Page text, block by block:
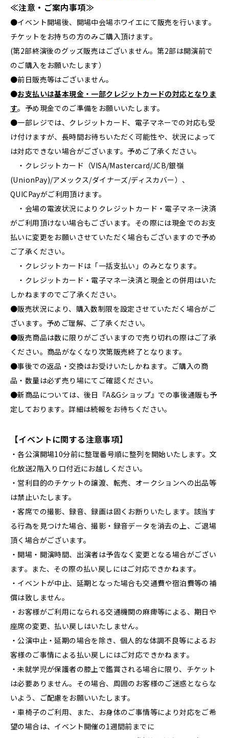
≪注意・ご案内事項≫
●イベント開場後、開場中会場ホワイエにて販売を行います。
チケットをお持ちの方のみご購入頂けます。
(第2部終演後のグッズ販売はございません。第2部は開演前で
のご購入をお願いたします）
●前日販売等はございません。
●お支払いは基本現金・一部クレジットカードの対応となりま
す。予め現金でのご準備をお願いいたします。
●一部レジでは、クレジットカード、電子マネーでの対応も受
け付けますが、長時間お待ちいただく可能性や、状況によって
は対応できない場合がございます。予めご了承ください。
・クレジットカード（VISA/Mastercard/JCB/銀嶺
(UnionPay)/アメックス/ダイナーズ/ディスカバー）、
QUICPayがご利用頂けます。
・会場の電波状況によりクレジットカード・電子マネー決済
がご利用頂けない場合もございます。その際には現金でのお支
払いに変更をお願いさせていただく場合もございますので予め
ご了承ください。
・クレジットカードは「一括支払い」のみとなります。
・クレジットカード・電子マネー決済と現金との併用はいた
しかねますのでご了承ください。
●販売状況により、購入数制限を設定させていただく場合がご
ざいます。予めご理解、ご了承ください。
●販売商品は数に限りがございますので売り切れの際はご了承
ください。商品がなくなり次第販売終了となります。
●事後での返品・交換はお受けいたしかねます。ご購入の商
品・数量は必ず売り場にてご確認ください。
●新商品については、後日『A&Gショップ』での事後通販も予
定しております。詳細は続報をお待ちください。
【イベントに関する注意事項】
・各公演開場10分前に整理番号順に整列を開始いたします。文
化放送2階入り口付近にお越しください。
・営利目的のチケットの譲渡、転売、オークションへの出品等
は禁止いたします。
・客席での撮影、録音、録画は固くお断りいたします。該当す
る行為を見つけた場合、撮影・録音データを消去の上、ご退場
頂く場合がございます。
・開場・開演時間、出演者は予告なく変更となる場合がござい
ます。また、その際の払い戻しにはご対応できかねます。
・イベントが中止、延期となった場合も交通費や宿泊費等の補
償は致しません。
・お客様がご利用になられる交通機関の麻痺等による、期日や
座席の変更、払い戻しはいたしません。
・公演中止・延期の場合を除き、個人的な体調不良等によるお
客様のご事情による払い戻しにはご対応できかねます。
・未就学児が保護者の膝上で鑑賞される場合に限り、チケット
は必要ありません。その場合、周囲のお客様のご迷惑とならな
いよう、ご配慮をお願いいたします。
・車椅子のご利用、また、お身体のご事情等により対応をご希
望の場合は、イベント開催の1週間前までに